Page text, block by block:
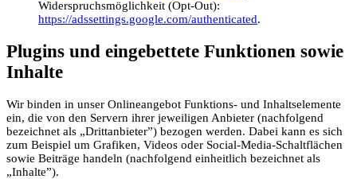
Widerspruchsmöglichkeit (Opt-Out):
https://adssettings.google.com/authenticated.
Plugins und eingebettete Funktionen sowie
Inhalte
Wir binden in unser Onlineangebot Funktions- und Inhaltselemente
ein, die von den Servern ihrer jeweiligen Anbieter (nachfolgend
bezeichnet als „Drittanbieter”) bezogen werden. Dabei kann es sich
zum Beispiel um Grafiken, Videos oder Social-Media-Schaltflächen
sowie Beiträge handeln (nachfolgend einheitlich bezeichnet als
„Inhalte”).